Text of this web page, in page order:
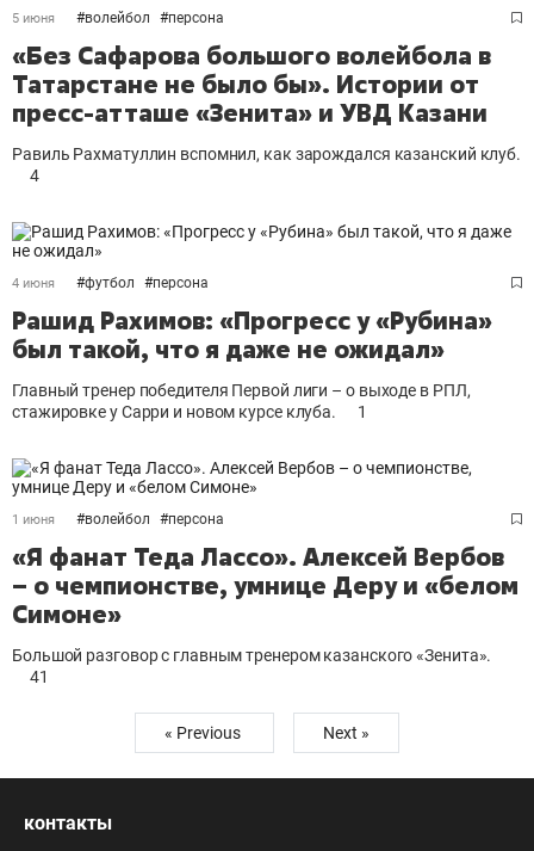
5 июня #волейбол #персона
«Без Сафарова большого волейбола в
Татарстане не было бы». Истории от
пресс-атташе «Зенита» и УВД Казани
Равиль Рахматуллин вспомнил, как зарождался казанский клуб.
4
4 июня #футбол #персона
Рашид Рахимов: «Прогресс у «Рубина»
был такой, что я даже не ожидал»
Главный тренер победителя Первой лиги – о выходе в РПЛ,
стажировке у Сарри и новом курсе клуба.
1
1 июня #волейбол #персона
«Я фанат Теда Лассо». Алексей Вербов
– о чемпионстве, умнице Деру и «белом
Симоне»
Большой разговор с главным тренером казанского «Зенита».
41
« Previous Next »
контакты